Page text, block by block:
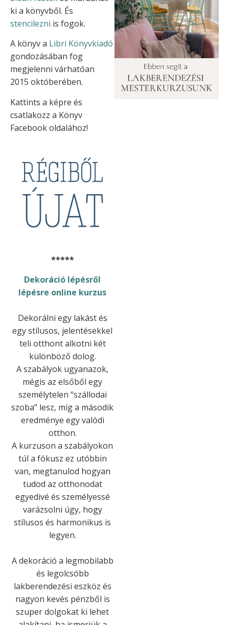
ki a könyvből. És
stencilezni is fogok.
A könyv a Libri Könyvkiadó
gondozásában fog
megjelenni várhatóan
2015 októberében.
Kattints a képre és
csatlakozz a Könyv
Facebook oldalához!
*****
Dekoráció lépésről
lépésre online kurzus
Dekorálni egy lakást és
egy stílusos, jelentésekkel
teli otthont alkotni két
különböző dolog.
A szabályok ugyanazok,
mégis az elsőből egy
személytelen “szállodai
szoba” lesz, míg a második
eredménye egy valódi
otthon.
A kurzuson a szabályokon
túl a fókusz ez utóbbin
van, megtanulod hogyan
tudod az otthonodat
egyedivé és személyessé
varázsolni úgy, hogy
stílusos és harmonikus is
legyen.
A dekoráció a legmobilabb
és legolcsóbb
lakberendezési eszköz és
nagyon kevés pénzből is
szuper dolgokat ki lehet